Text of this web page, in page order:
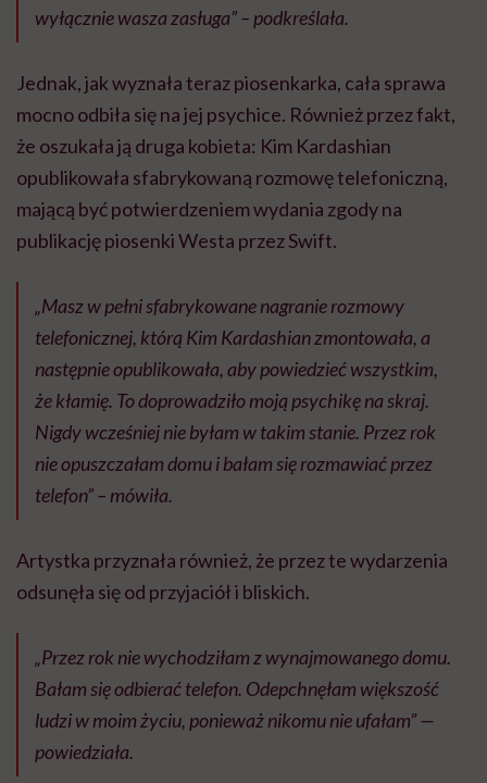
wyłącznie wasza zasługa” – podkreślała.
Jednak, jak wyznała teraz piosenkarka, cała sprawa
mocno odbiła się na jej psychice. Również przez fakt,
że oszukała ją druga kobieta: Kim Kardashian
opublikowała sfabrykowaną rozmowę telefoniczną,
mającą być potwierdzeniem wydania zgody na
publikację piosenki Westa przez Swift.
„Masz w pełni sfabrykowane nagranie rozmowy
telefonicznej, którą Kim Kardashian zmontowała, a
następnie opublikowała, aby powiedzieć wszystkim,
że kłamię. To doprowadziło moją psychikę na skraj.
Nigdy wcześniej nie byłam w takim stanie. Przez rok
nie opuszczałam domu i bałam się rozmawiać przez
telefon” – mówiła.
Artystka przyznała również, że przez te wydarzenia
odsunęła się od przyjaciół i bliskich.
„Przez rok nie wychodziłam z wynajmowanego domu.
Bałam się odbierać telefon. Odepchnęłam większość
ludzi w moim życiu, ponieważ nikomu nie ufałam” —
powiedziała.